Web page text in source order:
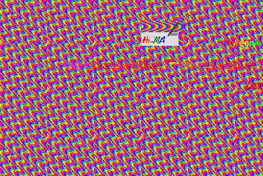
Regenb
htttp:///www.wwg2000.de http://www.hilli1.de